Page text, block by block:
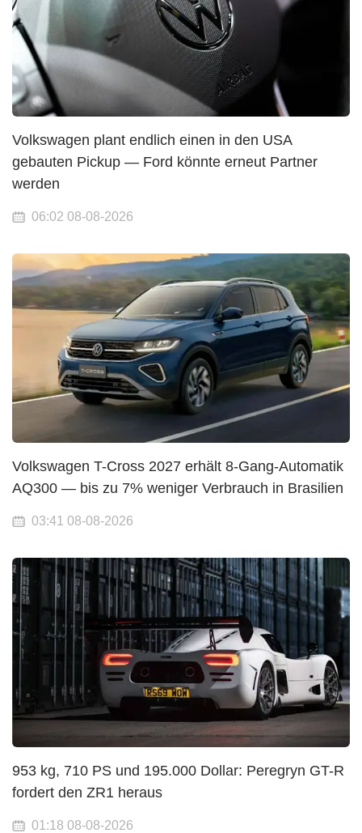
Volkswagen plant endlich einen in den USA
gebauten Pickup — Ford könnte erneut Partner
werden
06:02 08-08-2026
Volkswagen T-Cross 2027 erhält 8-Gang-Automatik
AQ300 — bis zu 7% weniger Verbrauch in Brasilien
03:41 08-08-2026
953 kg, 710 PS und 195.000 Dollar: Peregryn GT-R
fordert den ZR1 heraus
01:18 08-08-2026